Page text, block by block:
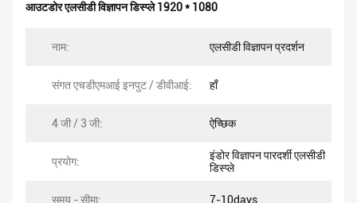
आउटडोर एलसीडी विज्ञापन डिस्प्ले 1920 * 1080
नाम: एलसीडी विज्ञापन प्रदर्शन
संगत एचडीएमआई इनपुट / डीवीआई: हाँ
4 जी / 3 जी: ऐच्छिक
प्रयोग:
इंडोर विज्ञापन पारदर्शी एलसीडी
डिस्प्ले
समय - सीमा: 7-10days